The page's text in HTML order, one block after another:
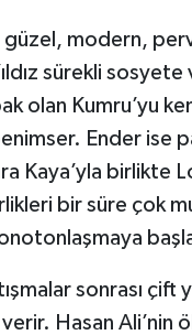
güzel, modern,
sürekli sosyete
olan Kumru’yu
Ender ise
Kaya’yla birlikte
bir süre çok
sonrası çift
Hasan Ali’nin